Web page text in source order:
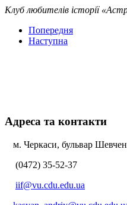
Клуб любителів історії
Попередня
Наступна
Адреса та контакти
м. Черкаси, бульвар
(0472) 35-52-37
iif@vu.cdu.edu.ua